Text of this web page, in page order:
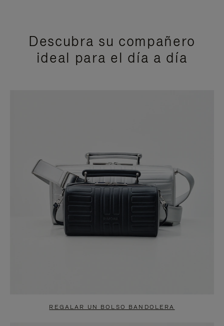
Descubra su compañero
ideal para el día a día
REGALAR UN BOLSO BANDOLERA